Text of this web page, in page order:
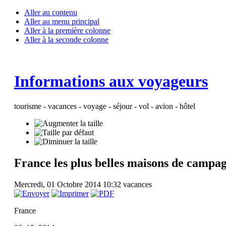
Aller au contenu
Aller au menu principal
Aller à la première colonne
Aller à la seconde colonne
Informations aux voyageurs
tourisme - vacances - voyage - séjour - vol - avion - hôtel
France les plus belles maisons de
Mercredi, 01 Octobre 2014 10:32 vacances
France